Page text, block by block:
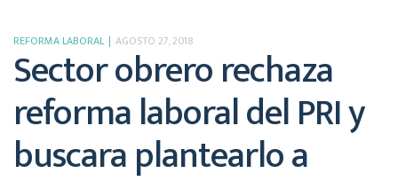
REFORMA LABORAL AGOSTO 27, 2018
Sector obrero rechaza
reforma laboral del PRI y
buscara plantearlo a